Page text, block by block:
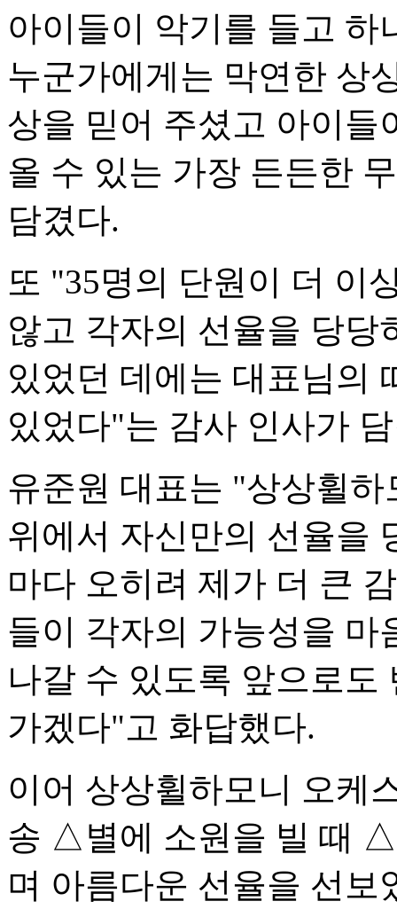
아이들이 악기를 들고
누군가에게는 막연한 상
상을 믿어 주셨고 아이들
올 수 있는 가장 든든한
담겼다.
또 "35명의 단원이 더 이
않고 각자의 선율을 당당
있었던 데에는 대표님의
있었다"는 감사 인사가
유준원 대표는 "상상휠
위에서 자신만의 선율을
마다 오히려 제가 더 큰
들이 각자의 가능성을 마
나갈 수 있도록 앞으로
가겠다"고 화답했다.
이어 상상휠하모니 오케
송 △별에 소원을 빌 때
며 아름다운 선율을 선보